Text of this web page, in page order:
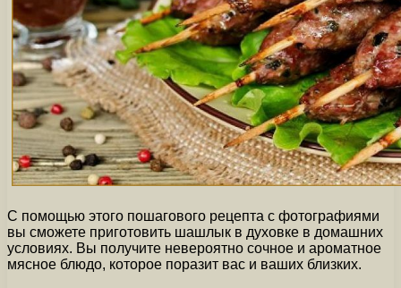
С помощью этого пошагового рецепта с фотографиями
вы сможете приготовить шашлык в духовке в домашних
условиях. Вы получите невероятно сочное и ароматное
мясное блюдо, которое поразит вас и ваших близких.